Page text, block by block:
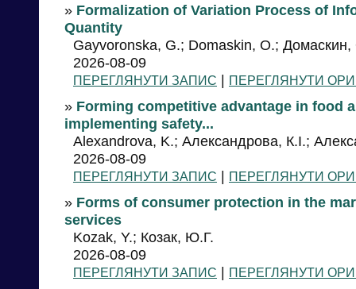
» Formalization of Variation Process of
Quantity
Gayvoronska, G.; Domaskin, O.;
2026-08-09
ПЕРЕГЛЯНУТИ ЗАПИС | ПЕРЕГЛЯНУТИ
» Forming competitive advantage in food
implementing safety...
Alexandrova, K.; Александрова, К.І.;
2026-08-09
ПЕРЕГЛЯНУТИ ЗАПИС | ПЕРЕГЛЯНУТИ
» Forms of consumer protection in the
services
Kozak, Y.; Козак, Ю.Г.
2026-08-09
ПЕРЕГЛЯНУТИ ЗАПИС | ПЕРЕГЛЯНУТИ